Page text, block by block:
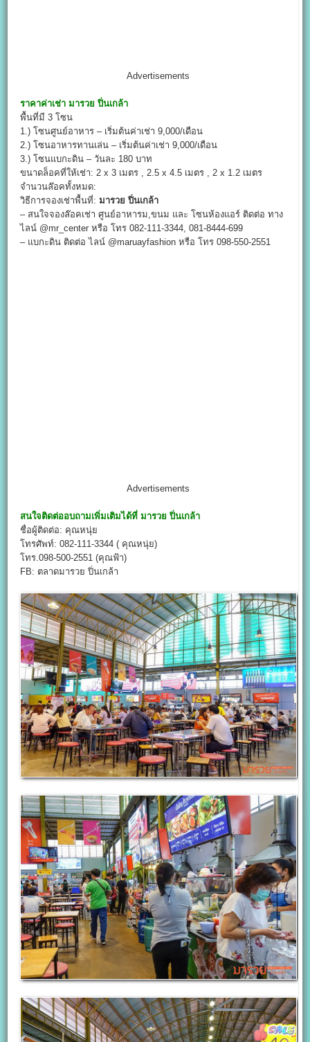
Advertisements
ราคาค่าเช่า มารวย ปิ่นเกล้า
พื้นที่มี 3 โซน
1.) โซนศูนย์อาหาร – เริ่มต้นค่าเช่า 9,000/เดือน
2.) โซนอาหารทานเล่น – เริ่มต้นค่าเช่า 9,000/เดือน
3.) โซนแบกะดิน – วันละ 180 บาท
ขนาดล็อคที่ให้เช่า: 2 x 3 เมตร , 2.5 x 4.5 เมตร , 2 x 1.2 เมตร
จำนวนล๊อคทั้งหมด:
วิธีการจองเช่าพื้นที่: มารวย ปิ่นเกล้า
– สนใจจองล๊อคเช่า ศูนย์อาหารม,ขนม และ โซนห้องแอร์ ติดต่อ ทาง
ไลน์ @mr_center หรือ โทร 082-111-3344, 081-8444-699
– แบกะดิน ติดต่อ ไลน์ @maruayfashion หรือ โทร 098-550-2551
Advertisements
สนใจติดต่ออบถามเพิ่มเติมได้ที่ มารวย ปิ่นเกล้า
ชื่อผู้ติดต่อ: คุณหนุ่ย
โทรศัพท์: 082-111-3344 ( คุณหนุ่ย)
โทร.098-500-2551 (คุณฟ้า)
FB: ตลาดมารวย ปิ่นเกล้า